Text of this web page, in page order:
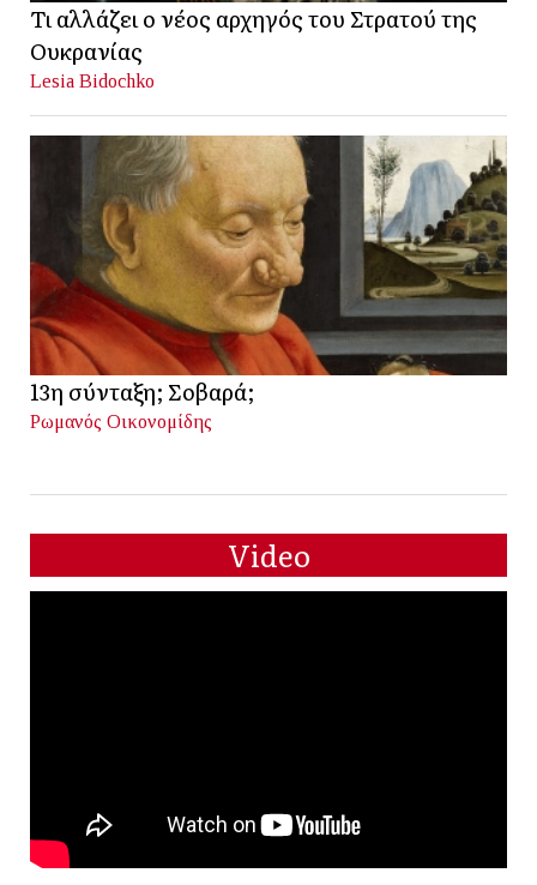
Τι αλλάζει ο νέος αρχηγός του Στρατού της
Ουκρανίας
Lesia Bidochko
13η σύνταξη; Σοβαρά;
Ρωμανός Οικονομίδης
Video